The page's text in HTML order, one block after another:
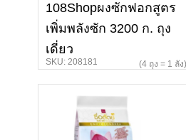
108Shopผงซักฟอกสูตร
เพิ่มพลังซัก 3200 ก. ถุง
เดี่ยว
SKU: 208181 (4 ถุง = 1 ลัง)